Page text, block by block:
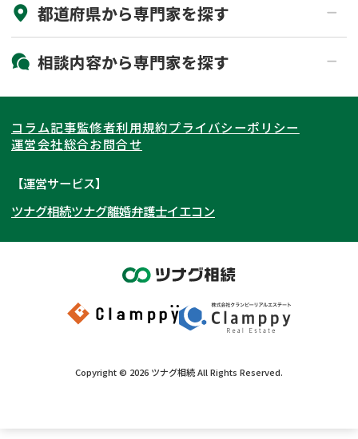
初回相談無料
土日祝の相談可能
都道府県から専門家を探す
北海道・東北
北海道 青森県
岩手県 宮城県
秋田県
福島県
関東
東京都 神奈川県
埼玉県
茨城県 群馬県
東海
愛知県
岐阜県 山梨県
関西
大阪府 京都府
奈良県
和歌山県
北陸・甲信越
石川県
富山県
岡山県
香川県 愛媛県
九州・沖縄
大分県 宮崎県
相談内容から専門家を探す
相続登記
遺産分割
相続手続き
家族信託
成年後見・任意後見
相続財産調査
不動産評価(相続不動産)
相続トラブル
コラム記事監修者利用規約プライバシーポリシー
運営会社総合お問合せ
【運営サービス】
ツナグ相続ツナグ離婚弁護士イエコン
Copyright © 2026 ツナグ相続All Rights Reserved.